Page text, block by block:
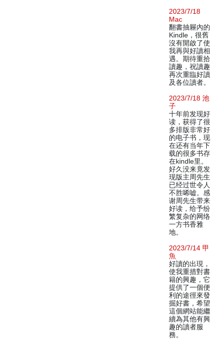
2023/7/18
Mac
翻書抽屜內的
Kindle，很舊
沒有開啟了使
我再與好讀相
遇。期待重拾
讀趣，祝讀趣
再次重臨好讀
及各位讀者。
2023/7/18 池
子
十年前发现好
读，获得了很
多排版非常好
的电子书，现
在还有当年下
载的很多书存
在kindle里。
好久没来竟发
现版主周先生
已经过世令人
不胜唏嘘。感
谢周先生带来
好读，给予纷
繁复杂的网络
一方书香雅
地。
2023/7/14 甲
魚
好讀的出現，
使我重措對書
籍的興趣，它
提供了一個便
利的途徑來發
掘好書，希望
這個網站能繼
續為其他有興
趣的讀者服
務。